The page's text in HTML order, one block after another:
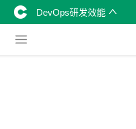
DevOps研发效能